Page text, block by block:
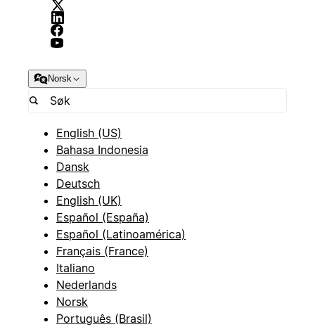
Norsk
English (US)
Bahasa Indonesia
Dansk
Deutsch
English (UK)
Español (España)
Español (Latinoamérica)
Français (France)
Italiano
Nederlands
Norsk
Português (Brasil)